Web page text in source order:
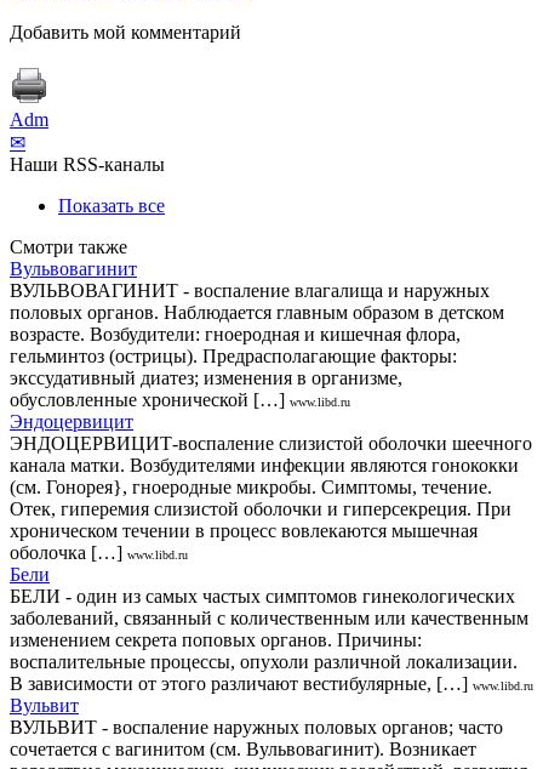
Добавить мой комментарий
Adm
✉
Наши RSS-каналы
Показать все
Смотри также
Вульвовагинит
ВУЛЬВОВАГИНИТ - воспаление влагалища и наружных
половых органов. Наблюдается главным образом в детском
возрасте. Возбудители: гноеродная и кишечная флора,
гельминтоз (острицы). Предрасполагающие факторы:
экссудативный диатез; изменения в организме,
обусловленные хронической […] www.libd.ru
Эндоцервицит
ЭНДОЦЕРВИЦИТ-воспаление слизистой оболочки шеечного
канала матки. Возбудителями инфекции являются гонококки
(см. Гонорея}, гноеродные микробы. Симптомы, течение.
Отек, гиперемия слизистой оболочки и гиперсекреция. При
хроническом течении в процесс вовлекаются мышечная
оболочка […] www.libd.ru
Бели
БЕЛИ - один из самых частых симптомов гинекологических
заболеваний, связанный с количественным или качественным
изменением секрета поповых органов. Причины:
воспалительные процессы, опухоли различной локализации.
В зависимости от этого различают вестибулярные, […] www.libd.ru
Вульвит
ВУЛЬВИТ - воспаление наружных половых органов; часто
сочетается с вагинитом (см. Вульвовагинит). Возникает